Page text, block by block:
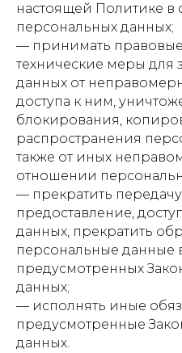
настоящей Политике
персональных данных;
— принимать
технические меры для
данных от
доступа к ним,
блокирования,
распространения
также от иных
отношении
— прекратить
предоставление,
данных, прекратить
персональные данные
предусмотренных
данных;
— исполнять иные
предусмотренные
данных.